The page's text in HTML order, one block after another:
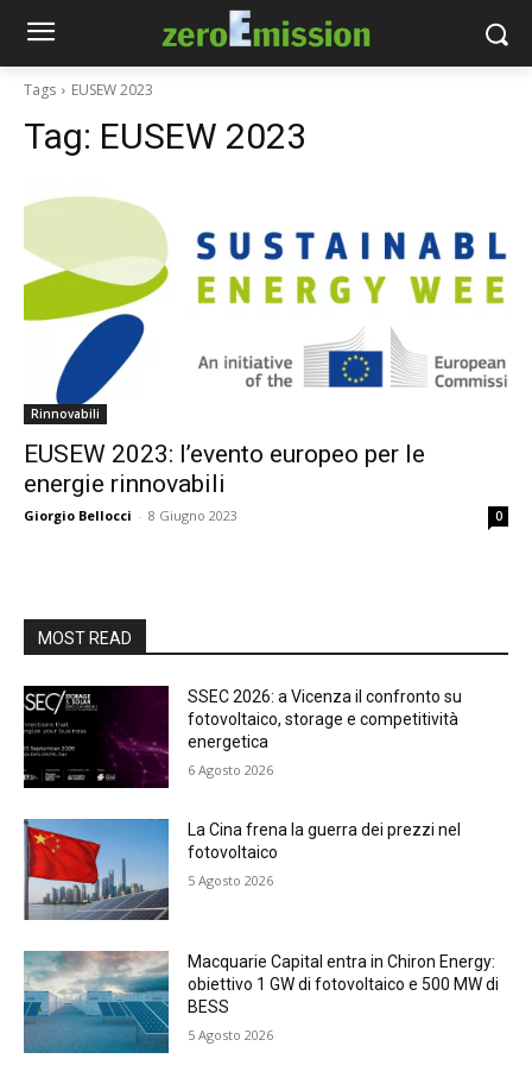
Tags EUSEW 2023
Tag: EUSEW 2023
Rinnovabili
EUSEW 2023: l’evento europeo per le
energie rinnovabili
Giorgio Bellocci - 8 Giugno 2023 0
MOST READ
SSEC 2026: a Vicenza il confronto su
fotovoltaico, storage e competitività
energetica
6 Agosto 2026
La Cina frena la guerra dei prezzi nel
fotovoltaico
5 Agosto 2026
Macquarie Capital entra in Chiron Energy:
obiettivo 1 GW di fotovoltaico e 500 MW di
BESS
5 Agosto 2026